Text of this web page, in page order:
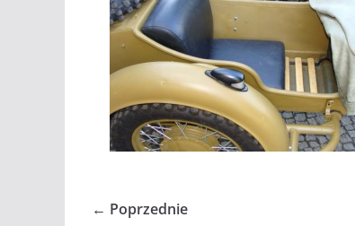
← Poprzednie